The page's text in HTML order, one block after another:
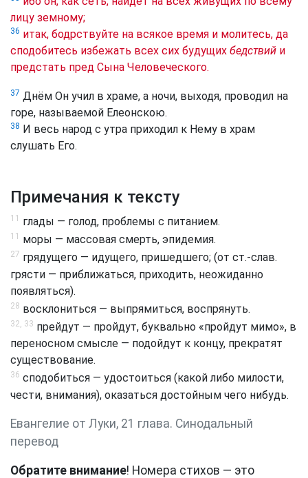
лицу земному;
36 итак, бодрствуйте на всякое время и молитесь, да
сподобитесь избежать всех сих будущих бедствий и
предстать пред Сына Человеческого.
37 Днём Он учил в храме, а ночи, выходя, проводил на
горе, называемой Елеонскою.
38 И весь народ с утра приходил к Нему в храм
слушать Его.
Примечания к тексту
11 глады — голод, проблемы с питанием.
11 моры — массовая смерть, эпидемия.
27 грядущего — идущего, пришедшего; (от ст.-слав.
грясти — приближаться, приходить, неожиданно
появляться).
28 восклониться — выпрямиться, воспрянуть.
32, 33 прейдут — пройдут, буквально «пройдут мимо», в
переносном смысле — подойдут к концу, прекратят
существование.
36 сподобиться — удостоиться (какой либо милости,
чести, внимания), оказаться достойным чего нибудь.
Евангелие от Луки, 21 глава. Синодальный
перевод
Обратите внимание! Номера стихов — это